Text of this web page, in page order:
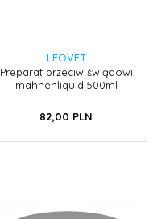
LEOVET
Preparat przeciw świądowi
mahnenliquid 500ml
82,00 PLN